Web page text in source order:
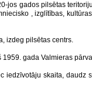
gados pilsētas
, izglītības,
izdeg pilsētas centrs.
gada Valmieras
skaita,